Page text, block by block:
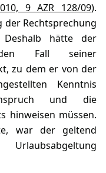
9 AZR 128/09).
der Rechtsprechung
Deshalb hätte der
Fall seiner
zu dem er von der
Kenntnis
und die
hinweisen müssen.
war der geltend